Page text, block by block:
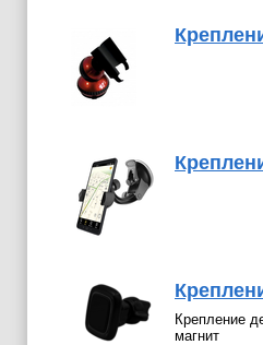
Крепление
магнит